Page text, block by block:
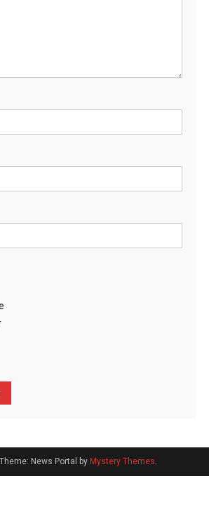
Theme: News Portal by Mystery Themes.